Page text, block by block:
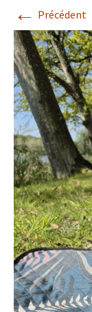
← Précédent